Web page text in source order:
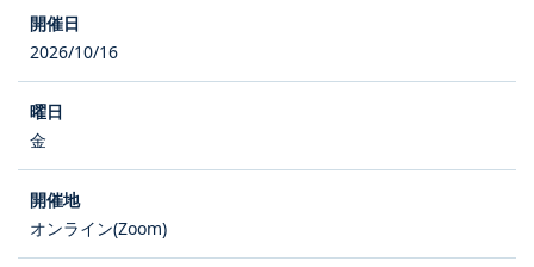
2026/10/16
金
オンライン(Zoom)